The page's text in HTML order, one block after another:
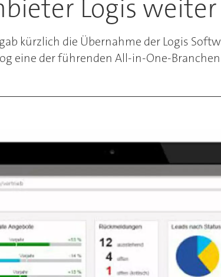
Logis
kürzlich die Übernahme der Logis
eine der führenden All-in-One-